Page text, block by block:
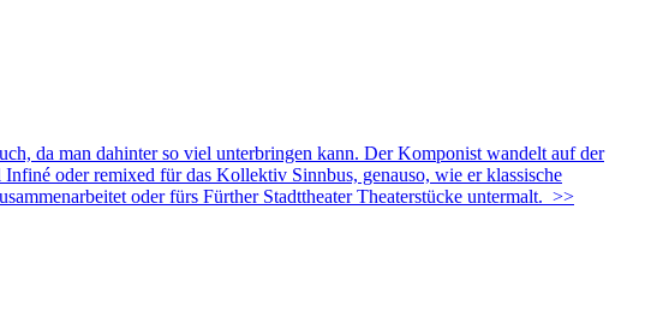
da man dahinter so viel unterbringen kann. Der Komponist wandelt auf der
oder remixed für das Kollektiv Sinnbus, genauso, wie er klassische
oder fürs Fürther Stadttheater Theaterstücke untermalt. >>